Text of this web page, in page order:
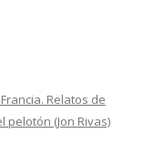
Relatos de
pelotón (Jon Rivas)